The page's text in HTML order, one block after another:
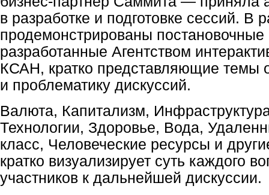
в разработке и подготовке сессий. В
продемонстрированы постановочные
разработанные Агентством
КСАН, кратко представляющие темы
и проблематику дискуссий.
Валюта, Капитализм,
Технологии, Здоровье, Вода,
класс, Человеческие ресурсы и
кратко визуализирует суть каждого
участников к дальнейшей дискуссии.